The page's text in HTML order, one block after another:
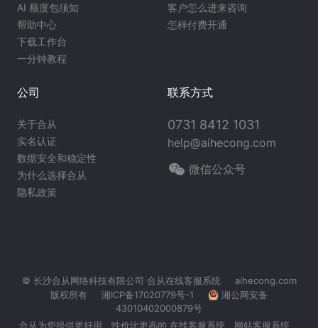
AI 额度包须知
帮助中心
下载工作台
一分钟教程
客户怎么进来咨询
怎样付费开通
公司
关于合从
实名认证
数据安全和稳定性
为什么选择合从
隐私政策
联系方式
0731 8412 1031
help@aihecong.com
微信公众号
© 长沙合从网络科技有限公司 合从在线客服系统
aihecong.com
版权所有
湘ICP备17020779号-1
湘公网安备
43010402000879号
合从为您提供更好用、性价比更高的 在线客服系统、 网站客服系统